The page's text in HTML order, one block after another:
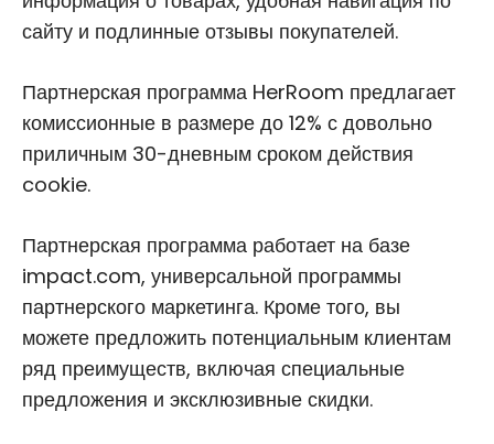
сайту и подлинные отзывы покупателей.
Партнерская программа HerRoom предлагает
комиссионные в размере до 12% с довольно
приличным 30-дневным сроком действия
cookie.
Партнерская программа работает на базе
impact.com, универсальной программы
партнерского маркетинга. Кроме того, вы
можете предложить потенциальным клиентам
ряд преимуществ, включая специальные
предложения и эксклюзивные скидки.